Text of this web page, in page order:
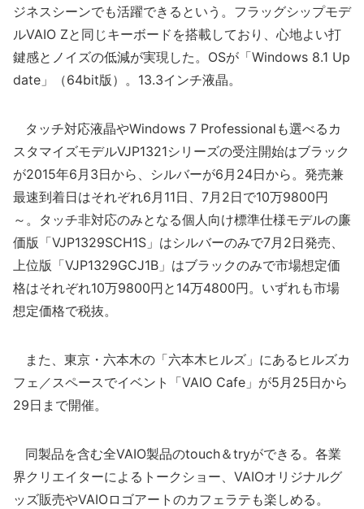
ジネスシーンでも活躍できるという。フラッグシップモデ
ルVAIO Zと同じキーボードを搭載しており、心地よい打
鍵感とノイズの低減が実現した。OSが「Windows 8.1 Up
date」（64bit版）。13.3インチ液晶。
タッチ対応液晶やWindows 7 Professionalも選べるカ
スタマイズモデルVJP1321シリーズの受注開始はブラック
が2015年6月3日から、シルバーが6月24日から。発売兼
最速到着日はそれぞれ6月11日、7月2日で10万9800円
～。タッチ非対応のみとなる個人向け標準仕様モデルの廉
価版「VJP1329SCH1S」はシルバーのみで7月2日発売、
上位版「VJP1329GCJ1B」はブラックのみで市場想定価
格はそれぞれ10万9800円と14万4800円。いずれも市場
想定価格で税抜。
また、東京・六本木の「六本木ヒルズ」にあるヒルズカ
フェ／スペースでイベント「VAIO Cafe」が5月25日から
29日まで開催。
同製品を含む全VAIO製品のtouch＆tryができる。各業
界クリエイターによるトークショー、VAIOオリジナルグ
ッズ販売やVAIOロゴアートのカフェラテも楽しめる。